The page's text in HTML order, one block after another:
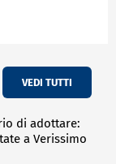
VEDI TUTTI
di adottare:
a Verissimo